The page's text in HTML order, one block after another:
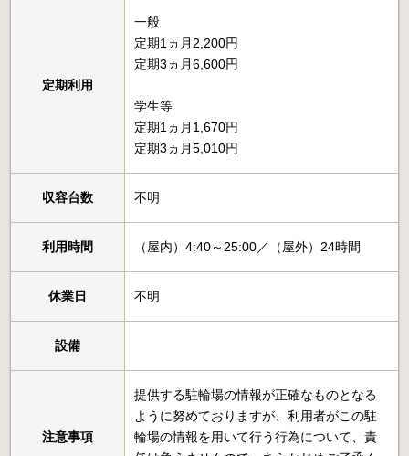
定期利用
一般
定期1ヵ月2,200円
定期3ヵ月6,600円
学生等
定期1ヵ月1,670円
定期3ヵ月5,010円
収容台数 不明
利用時間 （屋内）4:40～25:00／（屋外）24時間
休業日 不明
設備
注意事項
提供する駐輪場の情報が正確なものとなる
ように努めておりますが、利用者がこの駐
輪場の情報を用いて行う行為について、責